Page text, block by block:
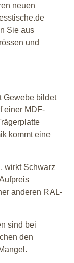
neuen
Sie aus
und
Gewebe bildet
einer MDF-
kommt eine
wirkt Schwarz
anderen RAL-
sind bei
den